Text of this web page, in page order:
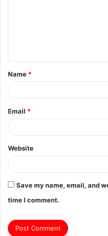
t
*
Name *
Email *
Website
Save my name, email, and
time I comment.